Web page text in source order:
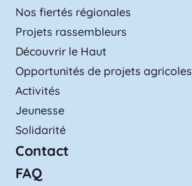
Nos fiertés régionales
Projets rassembleurs
Découvrir le Haut
Opportunités de projets agricoles
Activités
Jeunesse
Solidarité
Contact
FAQ